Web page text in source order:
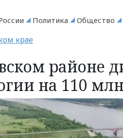
Политика Общество
крае
районе
на 110